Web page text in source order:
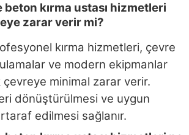
beton kırma ustası hizmetleri
zarar verir mi?
kırma hizmetleri, çevre
ve modern ekipmanlar
çevreye minimal zarar verir.
dönüştürülmesi ve uygun
edilmesi sağlanır.